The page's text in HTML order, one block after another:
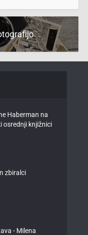
Haberman na
osrednji knjižnici
zbiralci
- Milena